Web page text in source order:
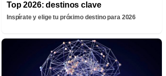
Top 2026: destinos clave
Inspírate y elige tu próximo destino para 2026